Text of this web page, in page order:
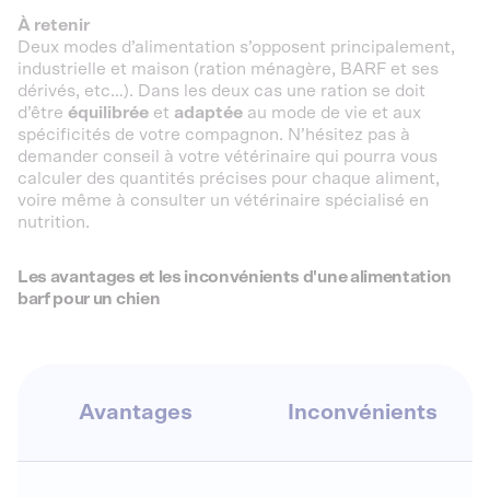
À retenir
Deux modes d’alimentation s’opposent principalement,
industrielle et maison (ration ménagère, BARF et ses
dérivés, etc…). Dans les deux cas une ration se doit
d’être équilibrée et adaptée au mode de vie et aux
spécificités de votre compagnon. N’hésitez pas à
demander conseil à votre vétérinaire qui pourra vous
calculer des quantités précises pour chaque aliment,
voire même à consulter un vétérinaire spécialisé en
nutrition.
Les avantages et les inconvénients d'une alimentation
barf pour un chien
Avantages Inconvénients